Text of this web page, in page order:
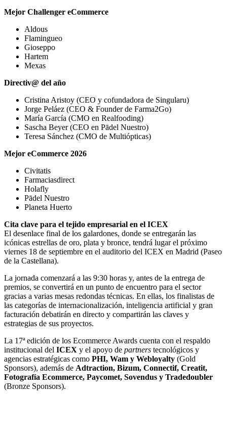
Mejor Challenger eCommerce
Aldous
Flamingueo
Gioseppo
Hartem
Mexas
Directiv@ del año
Cristina Aristoy (CEO y cofundadora de Singularu)
Jorge Peláez (CEO & Founder de Farma2Go)
María García (CMO en Realfooding)
Sascha Beyer (CEO en Pādel Nuestro)
Teresa Sánchez (CMO de Multiópticas)
Mejor eCommerce 2026
Civitatis
Farmaciasdirect
Holafly
Pādel Nuestro
Planeta Huerto
Cita clave para el tejido empresarial en el ICEX
El desenlace final de los galardones, donde se entregarán las
icónicas estrellas de oro, plata y bronce, tendrá lugar el próximo
viernes 18 de septiembre en el auditorio del ICEX en Madrid (Paseo
de la Castellana).
La jornada comenzará a las 9:30 horas y, antes de la entrega de
premios, se convertirá en un punto de encuentro para el sector
gracias a varias mesas redondas técnicas. En ellas, los finalistas de
las categorías de internacionalización, inteligencia artificial y gran
facturación debatirán en directo y compartirán las claves y
estrategias de sus proyectos.
La 17ª edición de los Ecommerce Awards cuenta con el respaldo
institucional del ICEX y el apoyo de partners tecnológicos y
agencias estratégicas como PHI, Wam y Webloyalty (Gold
Sponsors), además de Adtraction, Bizum, Connectif, Creatit,
Fotografía Ecommerce, Paycomet, Sovendus y Tradedoubler
(Bronze Sponsors).